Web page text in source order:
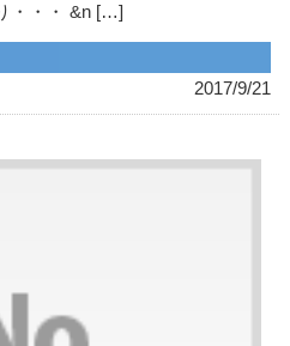
・・・ &n […]
2017/9/21